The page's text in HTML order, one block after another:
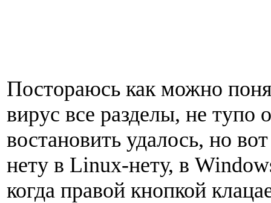
Постораюсь как можно
вирус все разделы, не тупо
востановить удалось, но
нету в Linux-нету, в
когда правой кнопкой